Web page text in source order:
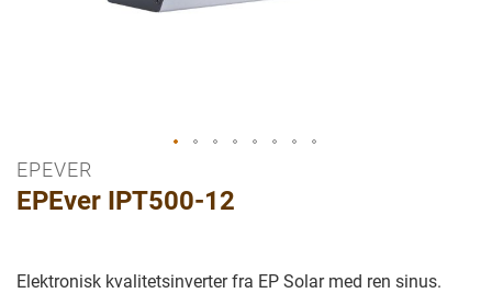
Gå
til
bilder
EPEVER
EPEver IPT500-12
Elektronisk kvalitetsinverter fra EP Solar med ren sinus.